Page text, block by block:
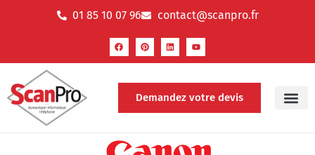
01 85 10 07 96 contact@scanpro.fr
Demandez votre devis